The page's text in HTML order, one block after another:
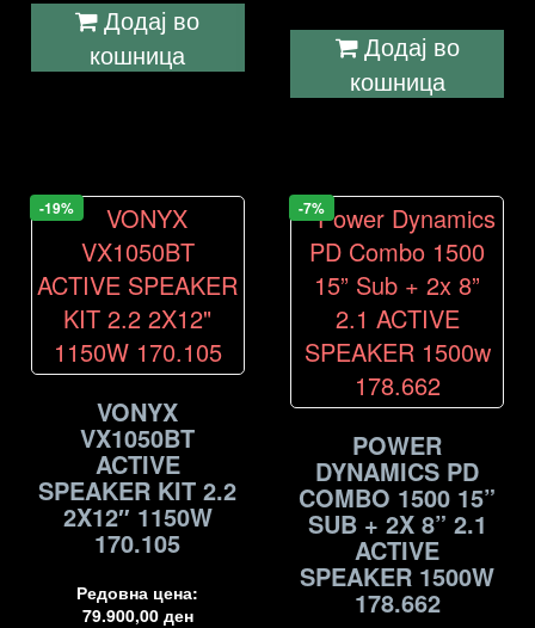
Додај во
кошница
Додај во
кошница
-19%
VONYX
VX1050BT
ACTIVE
SPEAKER KIT 2.2
2X12″ 1150W
170.105
Редовна цена:
79.900,00 ден
-7%
POWER
DYNAMICS PD
COMBO 1500 15”
SUB + 2X 8” 2.1
ACTIVE
SPEAKER 1500W
178.662